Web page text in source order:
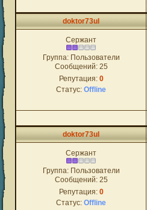
doktor73ul
Сержант
Группа: Пользователи
Сообщений: 25
Репутация: 0
Статус: Offline
doktor73ul
Сержант
Группа: Пользователи
Сообщений: 25
Репутация: 0
Статус: Offline